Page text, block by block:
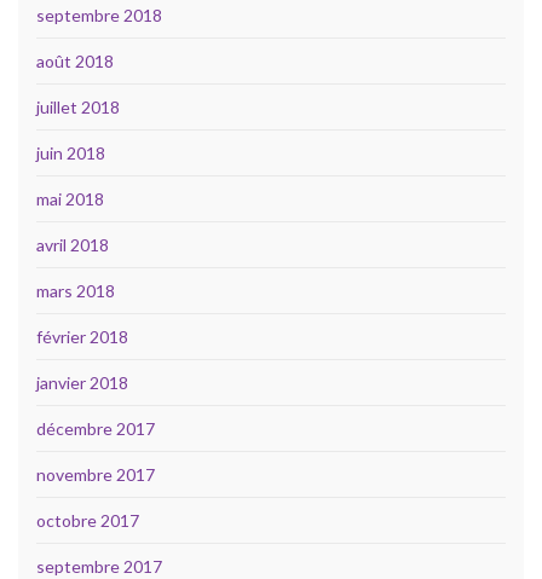
septembre 2018
août 2018
juillet 2018
juin 2018
mai 2018
avril 2018
mars 2018
février 2018
janvier 2018
décembre 2017
novembre 2017
octobre 2017
septembre 2017